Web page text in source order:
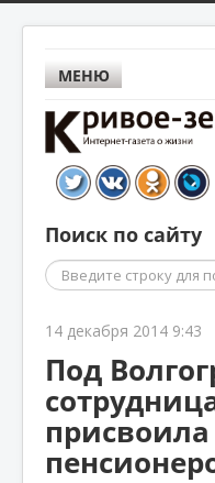
МЕНЮ
Поиск по сайту
Поиск
14 декабря 2014 9:43
Под
присвоила